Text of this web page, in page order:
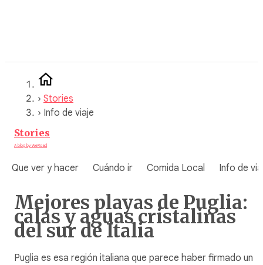
› Stories
› Info de viaje
Stories
A blog by WeRoad
Que ver y hacer Cuándo ir Comida Local Info de
Mejores playas de Puglia:
calas y aguas cristalinas
del sur de Italia
Puglia es esa región italiana que parece haber firmado un